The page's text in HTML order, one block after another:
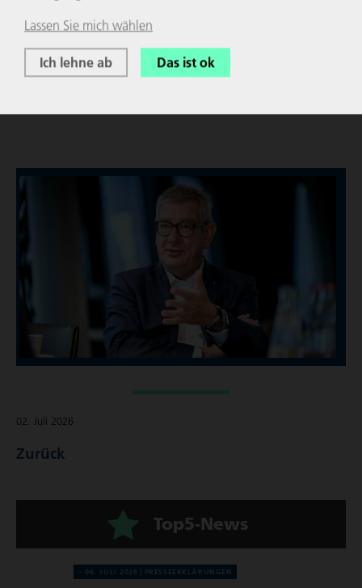
Reformschritte für den Herbst angekündigt
haben. Es ist noch ein anstrengender Weg, um
Deutschland wieder dauerhaft wett­be­werbs­fähig
zu machen. Die heutigen Beschlüsse sind aber ein
02. Juli 2026
Zurück
Top5-News
06. JULI 2026 PRES­SE­ER­KLÄ­RUN­GEN
Lassen Sie mich wählen
Ich lehne ab Das ist ok